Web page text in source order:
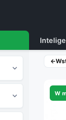


←
W